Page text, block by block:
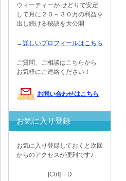
ウィーティーが せどりで安定
して月に２０～３０万の利益を
出し続ける秘訣を大公開
→詳しいプロフィールはこちら
ご質問、ご相談はこちらから
お気軽にご連絡ください！
お問い合わせはこちら
お気に入り登録
お気に入り登録しておくと次回
からのアクセスが便利です♪
[Ctrl] + D